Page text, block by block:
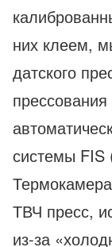
них клеем,
датского
системы FIS
ТВЧ пресс,
из-за